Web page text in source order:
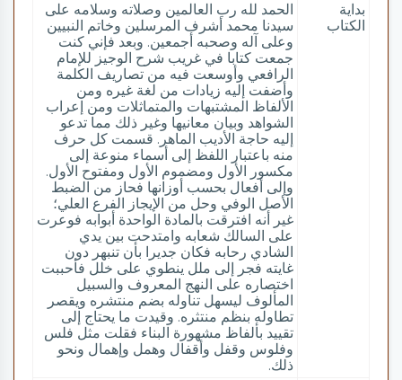
بداية
الكتاب
الحمد لله رب العالمين وصلاته وسلامه على
سيدنا محمد أشرف المرسلين وخاتم النبيين
وعلى آله وصحبه أجمعين. وبعد فإني كنت
جمعت كتابا في غريب شرح الوجيز للإمام
الرافعي وأوسعت فيه من تصاريف الكلمة
وأضفت إليه زيادات من لغة غيره ومن
الألفاظ المشتبهات والمتماثلات ومن إعراب
الشواهد وبيان معانيها وغير ذلك مما تدعو
إليه حاجة الأديب الماهر. قسمت كل حرف
منه باعتبار اللفظ إلى أسماء منوعة إلى
مكسور الأول ومضموم الأول ومفتوح الأول.
وإلى أفعال بحسب أوزانها فحاز من الضبط
الأصل الوفي وحل من الإيجاز الفرع العلي؛
غير أنه افترقت بالمادة الواحدة أبوابه فوعرت
على السالك شعابه وامتدحت بين يدي
الشادي رحابه فكان جديرا بأن تنبهر دون
غايته فجر إلى ملل ينطوي على خلل فأحببت
اختصاره على النهج المعروف والسبيل
المألوف ليسهل تناوله بضم منتشره ويقصر
تطاوله بنظم منتثره. وقيدت ما يحتاج إلى
تقييد بألفاظ مشهورة البناء فقلت مثل فلس
وفلوس وقفل وأقفال وهمل وإهمال ونحو
ذلك.